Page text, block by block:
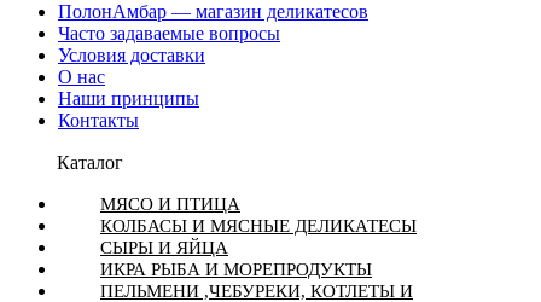
ПолонАмбар — магазин деликатесов
Часто задаваемые вопросы
Условия доставки
О нас
Наши принципы
Контакты
Каталог
МЯСО И ПТИЦА
КОЛБАСЫ И МЯСНЫЕ ДЕЛИКАТЕСЫ
СЫРЫ И ЯЙЦА
ИКРА РЫБА И МОРЕПРОДУКТЫ
ПЕЛЬМЕНИ ,ЧЕБУРЕКИ, КОТЛЕТЫ И